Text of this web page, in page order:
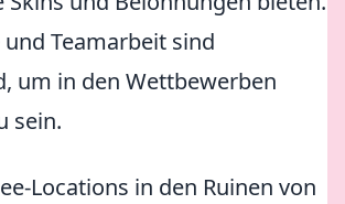
Teamarbeit sind
um in den Wettbewerben
sein.
Locations in den Ruinen von